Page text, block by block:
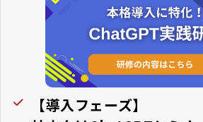
【導入フェーズ】